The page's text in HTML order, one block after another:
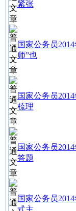
紧张
国家公务员
师”也
国家公务员
梳理
国家公务员
答题
国家公务员
式主